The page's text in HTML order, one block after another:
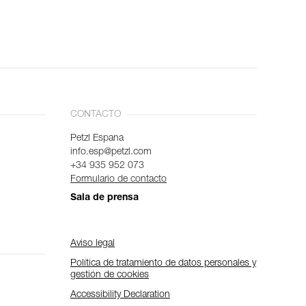
CONTACTO
Petzl Espana
info.esp@petzl.com
+34 935 952 073
Formulario de contacto
Sala de prensa
Aviso legal
Política de tratamiento de datos personales y
gestión de cookies
Accessibility Declaration